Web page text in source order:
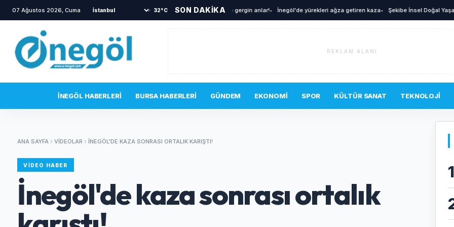
07 Ağustos 2026, Cuma 32°C SON DAKİKA
• İnegöl Devlet Hastanesi acil servisinde gergin anlar!• İnegöl'de yürekleri ağza getiren kaza• Şekibe İnsel Doğal Yaşam
REKLAM ALANI
İNEGÖL HABERLERI BURSA HABERLERI GÜNDEM EKONOMI SPOR KÜLTÜR SANAT TEKNOLOJI
ANA SAYFA VIDEOLAR İNEGÖL'DE KAZA SONRASI ORTALIK KARIŞTI!
VIDEO HABER
İnegöl'de kaza sonrası ortalık
1